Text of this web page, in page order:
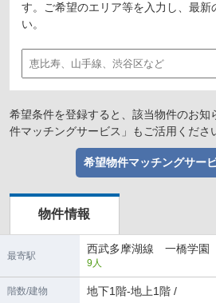
す。ご希望のエリア等を入力し、最新
い。
希望条件を登録すると、該当物件のお知
件マッチングサービス」もご活用くださ
希望物件マッチングサー
物件情報
最寄駅
西武多摩湖線 一橋学
9人
階数/建物 地下1階-地上1階 /